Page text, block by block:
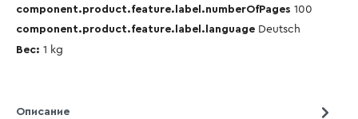
component.product.feature.label.numberOfPages 100
component.product.feature.label.language Deutsch
Вес: 1 kg
Описание